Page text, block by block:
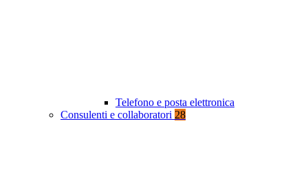
Telefono e posta elettronica
Consulenti e collaboratori 28